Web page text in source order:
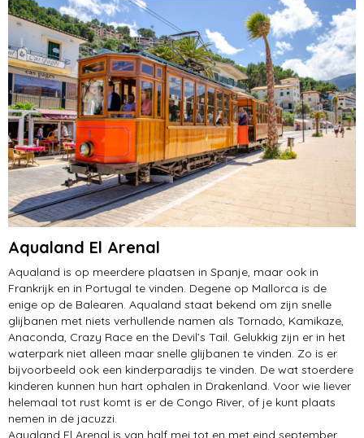
Aqualand El Arenal
Aqualand is op meerdere plaatsen in Spanje, maar ook in
Frankrijk en in Portugal te vinden. Degene op Mallorca is de
enige op de Balearen. Aqualand staat bekend om zijn snelle
glijbanen met niets verhullende namen als Tornado, Kamikaze,
Anaconda, Crazy Race en the Devil’s Tail. Gelukkig zijn er in het
waterpark niet alleen maar snelle glijbanen te vinden. Zo is er
bijvoorbeeld ook een kinderparadijs te vinden. De wat stoerdere
kinderen kunnen hun hart ophalen in Drakenland. Voor wie liever
helemaal tot rust komt is er de Congo River, of je kunt plaats
nemen in de jacuzzi.
Aqualand El Arenal is van half mei tot en met eind september